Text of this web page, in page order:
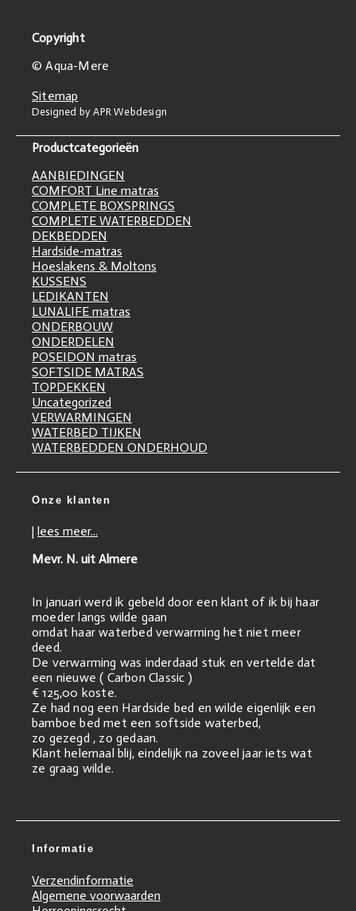
Copyright
© Aqua-Mere
Sitemap
Designed by APR Webdesign
Productcategorieën
AANBIEDINGEN
COMFORT Line matras
COMPLETE BOXSPRINGS
COMPLETE WATERBEDDEN
DEKBEDDEN
Hardside-matras
Hoeslakens & Moltons
KUSSENS
LEDIKANTEN
LUNALIFE matras
ONDERBOUW
ONDERDELEN
POSEIDON matras
SOFTSIDE MATRAS
TOPDEKKEN
Uncategorized
VERWARMINGEN
WATERBED TIJKEN
WATERBEDDEN ONDERHOUD
Onze klanten
| lees meer...
Mevr. N. uit Almere
In januari werd ik gebeld door een klant of ik bij haar
moeder langs wilde gaan
omdat haar waterbed verwarming het niet meer
deed.
De verwarming was inderdaad stuk en vertelde dat
een nieuwe ( Carbon Classic )
€ 125,00 koste.
Ze had nog een Hardside bed en wilde eigenlijk een
bamboe bed met een softside waterbed,
zo gezegd , zo gedaan.
Klant helemaal blij, eindelijk na zoveel jaar iets wat
ze graag wilde.
Informatie
Verzendinformatie
Algemene voorwaarden